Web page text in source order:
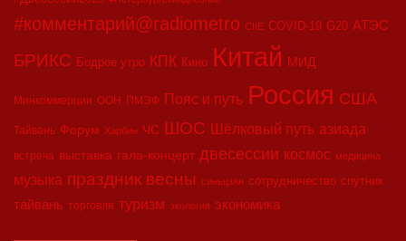
#комментарий@radiometro CIIE COVID-19 G20 АТЭС
БРИКС Бодрое утро КПК Кино Китай МИД
Минкоммерции ООН ПМЭФ Пояс и путь Россия США
Тайвань Форум Харбин ЧС ШОС Шёлковый путь азиада
встреча выставка гала-концерт двесессии космос медицина
музыка праздник весны синьцзян сотрудничество спутник
тайвань торговля туризм экология экономика